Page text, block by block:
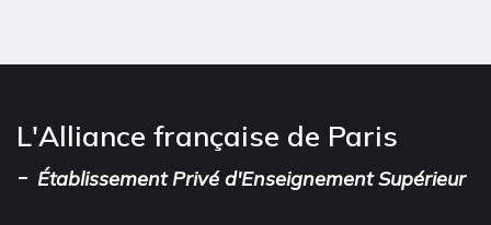
L'Alliance française de Paris
- Établissement Privé d'Enseignement Supérieur